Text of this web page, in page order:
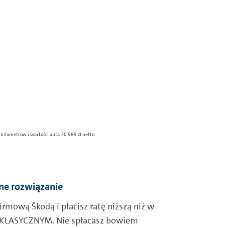
kilometrów i wartości auta 70 569 zł netto.
rozwiązanie
Škodą i płacisz ratę niższą niż w
Nie spłacasz bowiem